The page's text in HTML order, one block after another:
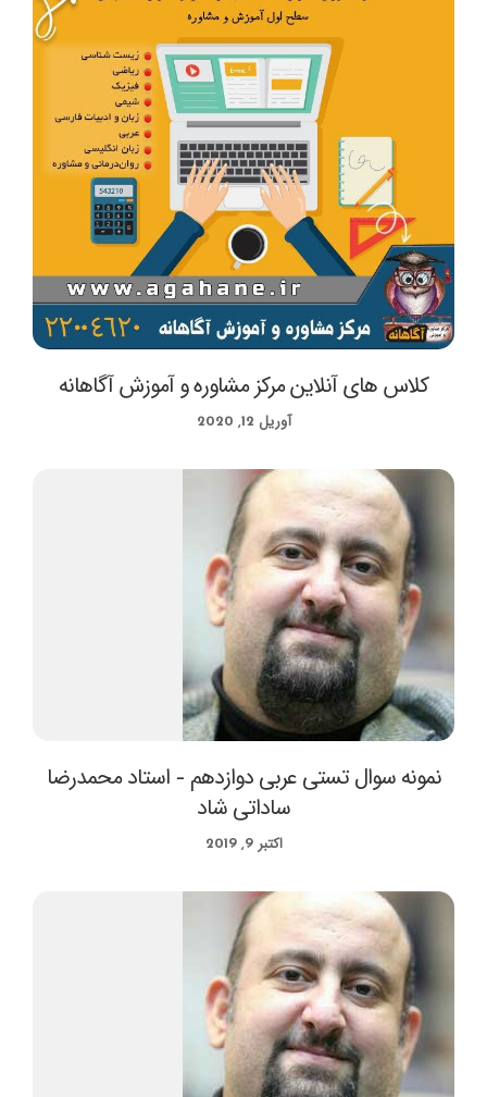
کلاس های آنلاین مرکز مشاوره و آموزش آگاهانه
آوریل 12, 2020
نمونه سوال تستی عربی دوازدهم – استاد محمدرضا
ساداتی شاد
اکتبر 9, 2019